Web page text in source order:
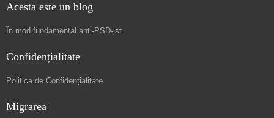
Acesta este un blog
În mod fundamental anti-PSD-ist.
Confidențialitate
Politica de Confidențialitate
Migrarea